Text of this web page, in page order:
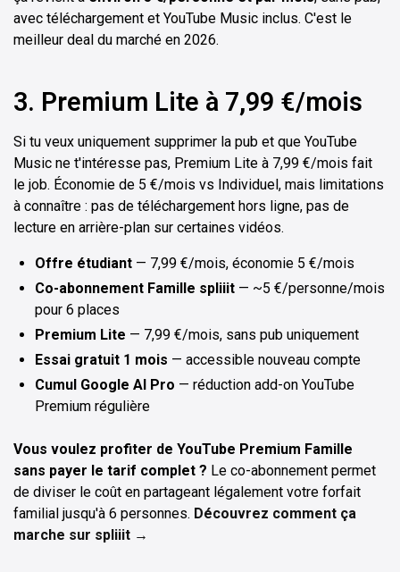
avec téléchargement et YouTube Music inclus. C'est le
meilleur deal du marché en 2026.
3. Premium Lite à 7,99 €/mois
Si tu veux uniquement supprimer la pub et que YouTube
Music ne t'intéresse pas, Premium Lite à 7,99 €/mois fait
le job. Économie de 5 €/mois vs Individuel, mais limitations
à connaître : pas de téléchargement hors ligne, pas de
lecture en arrière-plan sur certaines vidéos.
Offre étudiant — 7,99 €/mois, économie 5 €/mois
Co-abonnement Famille spliiit — ~5 €/personne/mois
pour 6 places
Premium Lite — 7,99 €/mois, sans pub uniquement
Essai gratuit 1 mois — accessible nouveau compte
Cumul Google AI Pro — réduction add-on YouTube
Premium régulière
Vous voulez profiter de YouTube Premium Famille
sans payer le tarif complet ? Le co-abonnement permet
de diviser le coût en partageant légalement votre forfait
familial jusqu'à 6 personnes. Découvrez comment ça
marche sur spliiit →